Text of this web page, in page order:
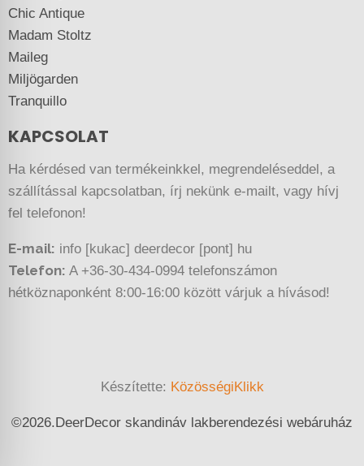
Chic Antique
Madam Stoltz
Maileg
Miljögarden
Tranquillo
KAPCSOLAT
Ha kérdésed van termékeinkkel, megrendeléseddel, a
szállítással kapcsolatban, írj nekünk e-mailt, vagy hívj
fel telefonon!
E-mail: info [kukac] deerdecor [pont] hu
Telefon: A +36-30-434-0994 telefonszámon
hétköznaponként 8:00-16:00 között várjuk a hívásod!
Készítette: KözösségiKlikk
©2026.DeerDecor skandináv lakberendezési webáruház